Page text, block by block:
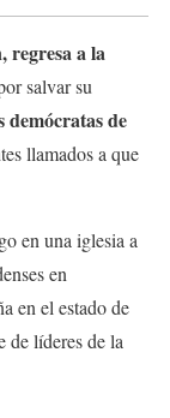
regresa a la
salvar su
demócratas de
llamados a que
en una iglesia a
en
en el estado de
de líderes de la